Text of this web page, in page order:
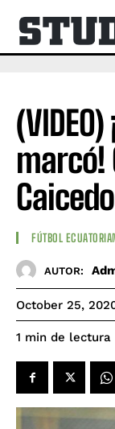
marcó!
FÚTBOL
AUTOR:
October 25,
1 min de lectura